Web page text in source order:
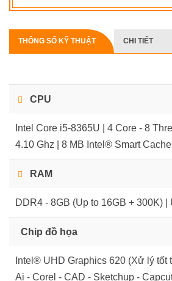
THÔNG SỐ KỸ THUẬT CHI TIẾT
CPU
Intel Core i5-8365U | 4 Core - 8
4.10 Ghz | 8 MB Intel® Smart Cache
RAM
DDR4 - 8GB (Up to 16GB + 300K) |
Chip đồ họa
Intel® UHD Graphics 620 (Xử lý tốt
Ai - Corel - CAD - Sketchup -